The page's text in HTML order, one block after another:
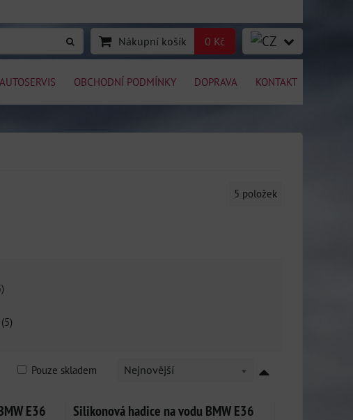
Nákupní košík 0 Kč
AUTOSERVIS OBCHODNÍ PODMÍNKY DOPRAVA KONTAKT
5 položek
Nejnovější
Pouze skladem
E36
Silikonová hadice na vodu BMW E36